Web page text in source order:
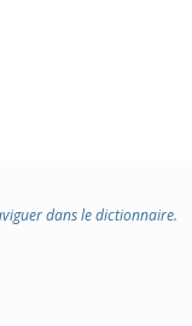
dans le dictionnaire.